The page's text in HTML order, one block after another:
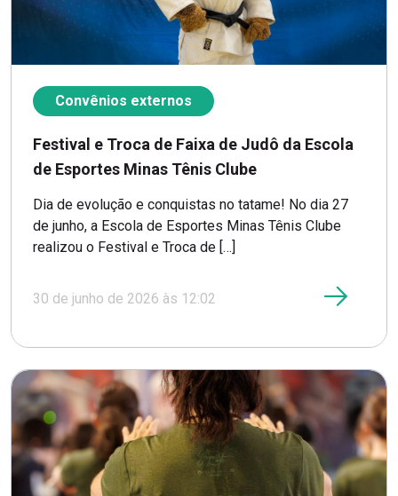
Convênios externos
Festival e Troca de Faixa de Judô da Escola
de Esportes Minas Tênis Clube
Dia de evolução e conquistas no tatame! No dia 27
de junho, a Escola de Esportes Minas Tênis Clube
realizou o Festival e Troca de […]
30 de junho de 2026 às 12:02